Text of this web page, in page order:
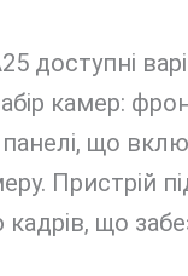
доступні
камер:
панелі, що
Пристрій
що